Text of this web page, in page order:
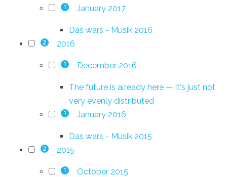
1 January 2017
Das wars - Musik 2016
2 2016
1 December 2016
The future is already here — it's just not
very evenly distributed
1 January 2016
Das wars - Musik 2015
2 2015
1 October 2015